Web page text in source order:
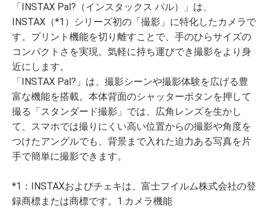
「INSTAX Pal?（インスタックス パル）」は、
INSTAX（*1）シリーズ初の「撮影」に特化したカメラで
す。プリント機能を切り離すことで、手のひらサイズの
コンパクトさを実現。気軽に持ち運びでき撮影をより身
近にします。
「INSTAX Pal?」は、撮影シーンや撮影体験を広げる豊
富な機能を搭載。本体背面のシャッターボタンを押して
撮る「スタンダード撮影」では、広角レンズを生かし
て、スマホでは撮りにくい高い位置からの撮影や角度を
つけたアングルでも、背景まで入れた迫力ある写真を片
手で簡単に撮影できます。
*1：INSTAXおよびチェキは、富士フイルム株式会社の登
録商標または商標です。1.カメラ機能